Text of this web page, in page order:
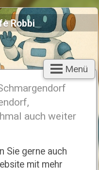
Robbi
Menü
auch weiter
Sie gerne auch
mit mehr